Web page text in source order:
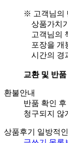
※ 고객님의
상품가치
고객님의
포장을 개
시간의 경
교환 및 반
환불안내
반품 확인
청구되지 않
상품후기 일방적